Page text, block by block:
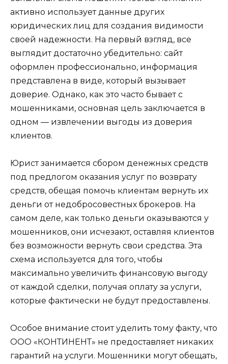
активно использует данные других
юридических лиц для создания видимости
своей надежности. На первый взгляд, все
выглядит достаточно убедительно: сайт
оформлен профессионально, информация
представлена в виде, который вызывает
доверие. Однако, как это часто бывает с
мошенниками, основная цель заключается в
одном — извлечении выгоды из доверия
клиентов.
Юрист занимается сбором денежных средств
под предлогом оказания услуг по возврату
средств, обещая помочь клиентам вернуть их
деньги от недобросовестных брокеров. На
самом деле, как только деньги оказываются у
мошенников, они исчезают, оставляя клиентов
без возможности вернуть свои средства. Эта
схема используется для того, чтобы
максимально увеличить финансовую выгоду
от каждой сделки, получая оплату за услуги,
которые фактически не будут предоставлены.
Особое внимание стоит уделить тому факту, что
ООО «КОНТИНЕНТ» не предоставляет никаких
гарантий на услуги. Мошенники могут обещать,